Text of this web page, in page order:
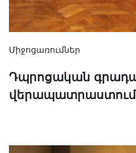
Միջոցառումներ
Դպրոցական
վերապատրաստում